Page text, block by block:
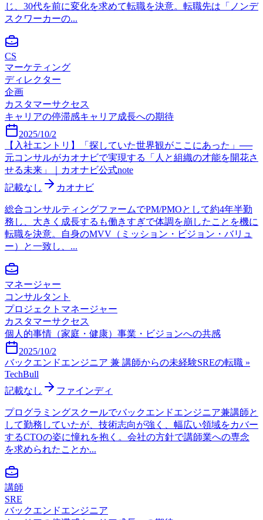
じ、30代を前に変化を求めて転職を決意。転職先は「ノンデ
スクワーカーの...
CS
マーケティング
ディレクター
企画
カスタマーサクセス
キャリアの停滞感キャリア成長への期待
2025/10/2
【入社エントリ】「探していた世界観がここにあった」──
元コンサルがカオナビで実現する「人と組織の才能を開花さ
せる未来」｜カオナビ公式note
記載なし
カオナビ
総合コンサルティングファームでPM/PMOとして約4年半勤
務し、大きく成長するも働きすぎで体調を崩したことを機に
転職を決意。自身のMVV（ミッション・ビジョン・バリュ
ー）と一致し、...
マネージャー
コンサルタント
プロジェクトマネージャー
カスタマーサクセス
個人的事情（家庭・健康） 事業・ビジョンへの共感
2025/10/2
バックエンドエンジニア 兼 講師からの未経験SREの転職 »
TechBull
記載なし
ファインディ
プログラミングスクールでバックエンドエンジニア兼講師と
して勤務していたが、技術志向が強く、幅広い領域をカバー
するCTOの姿に憧れを抱く。会社の方針で講師業への専念
を求められたことか...
講師
SRE
バックエンドエンジニア